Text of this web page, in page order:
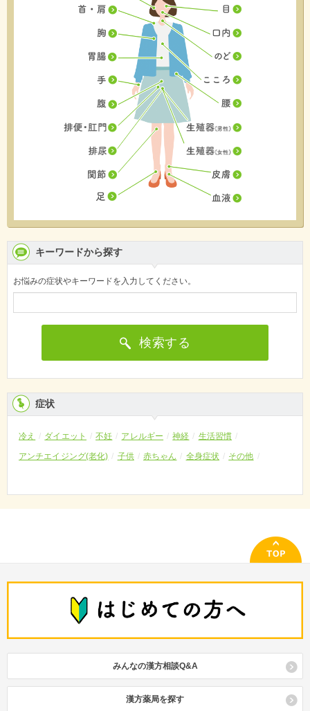
キーワードから探す
お悩みの症状やキーワードを入力してください。
検索する
症状
冷え ダイエット 不妊 アレルギー 神経 生活習慣
アンチエイジング(老化) 子供 赤ちゃん 全身症状 その他
みんなの漢方相談Q&A
漢方薬局を探す